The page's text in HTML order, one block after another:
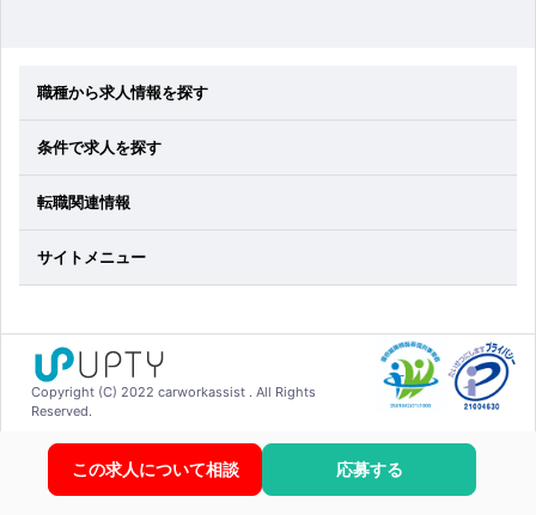
この求人について相談 応募する
職種から求人情報を探す
条件で求人を探す
転職関連情報
サイトメニュー
Copyright (C) 2022 carworkassist . All Rights
Reserved.